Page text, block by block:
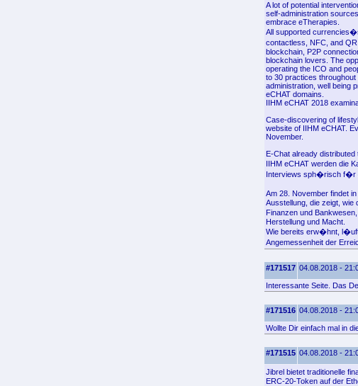
A lot of potential
self-administration
embrace eTherapies.
All supported
contactless, NFC, and
blockchain, P2P
blockchain lovers. The
operating the ICO and
to 30 practices
administration, well being
eCHAT domains.
IIHM eCHAT 2018
Case-discovering of
website of IIHM eCHAT.
November.
E-Chat already
IIHM eCHAT werden die
Interviews sph�risch f�r
Am 28. November findet
Ausstellung, die zeigt, wie
Finanzen und
Herstellung und Macht.
Wie bereits erw�hnt, l�uft
Angemessenheit der
#171517 04.08.2018 -
Interessante Seite. Das
#171516 04.08.2018 -
Wollte Dir einfach mal in
#171515 04.08.2018 -
Jibrel bietet traditionelle
ERC-20-Token auf der